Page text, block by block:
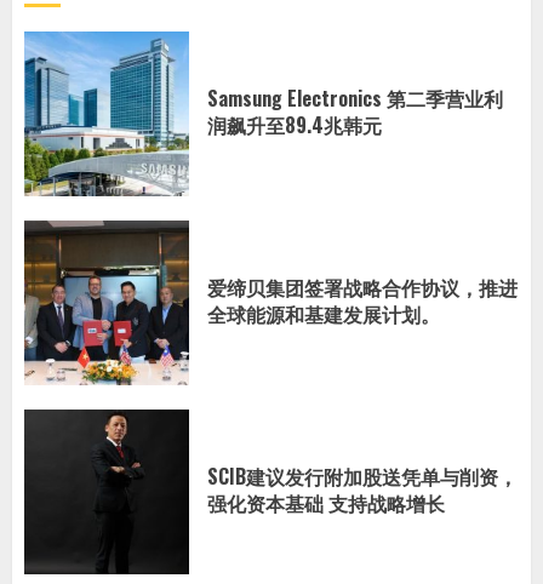
Samsung Electronics 第二季营业利
润飙升至89.4兆韩元
爱缔贝集团签署战略合作协议，推进
全球能源和基建发展计划。
SCIB建议发行附加股送凭单与削资，
强化资本基础 支持战略增长